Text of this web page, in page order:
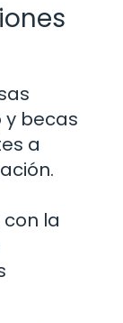
becas
a
la